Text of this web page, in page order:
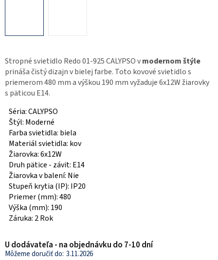
Stropné svietidlo Redo 01-925 CALYPSO vmodernom štýle
prináša čistý dizajn v bielej farbe. Toto kovové svietidlo s
priemerom 480 mm a výškou 190 mm vyžaduje 6x12W žiarovky
s päticou E14.
Séria: CALYPSO
Štýl: Moderné
Farba svietidla: biela
Materiál svietidla: kov
Žiarovka: 6x12W
Druh pätice - závit: E14
Žiarovka v balení: Nie
Stupeň krytia (IP): IP20
Priemer (mm): 480
Výška (mm): 190
Záruka: 2 Rok
U dodávateľa - na objednávku do 7-10 dní
3.11.2026